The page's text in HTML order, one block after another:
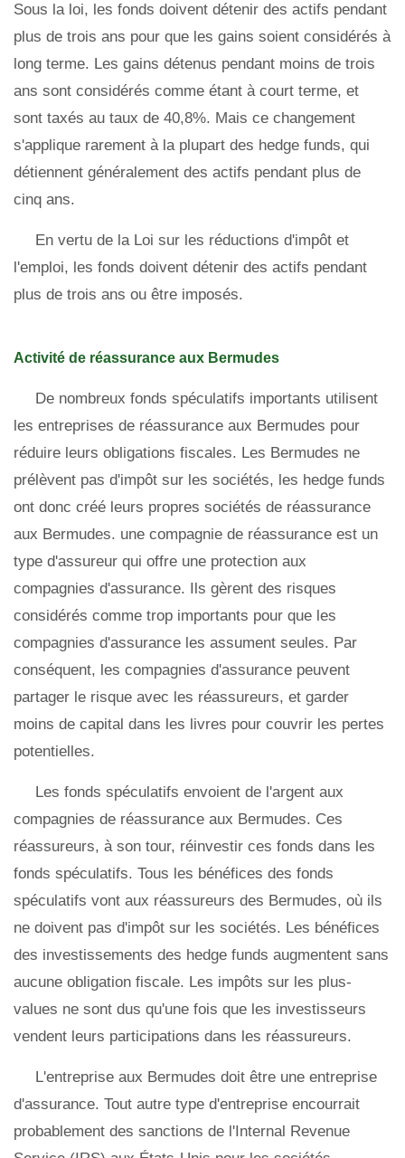
Sous la loi, les fonds doivent détenir des actifs pendant
plus de trois ans pour que les gains soient considérés à
long terme. Les gains détenus pendant moins de trois
ans sont considérés comme étant à court terme, et
sont taxés au taux de 40,8%. Mais ce changement
s'applique rarement à la plupart des hedge funds, qui
détiennent généralement des actifs pendant plus de
cinq ans.
En vertu de la Loi sur les réductions d'impôt et
l'emploi, les fonds doivent détenir des actifs pendant
plus de trois ans ou être imposés.
Activité de réassurance aux Bermudes
De nombreux fonds spéculatifs importants utilisent
les entreprises de réassurance aux Bermudes pour
réduire leurs obligations fiscales. Les Bermudes ne
prélèvent pas d'impôt sur les sociétés, les hedge funds
ont donc créé leurs propres sociétés de réassurance
aux Bermudes. une compagnie de réassurance est un
type d'assureur qui offre une protection aux
compagnies d'assurance. Ils gèrent des risques
considérés comme trop importants pour que les
compagnies d'assurance les assument seules. Par
conséquent, les compagnies d'assurance peuvent
partager le risque avec les réassureurs, et garder
moins de capital dans les livres pour couvrir les pertes
potentielles.
Les fonds spéculatifs envoient de l'argent aux
compagnies de réassurance aux Bermudes. Ces
réassureurs, à son tour, réinvestir ces fonds dans les
fonds spéculatifs. Tous les bénéfices des fonds
spéculatifs vont aux réassureurs des Bermudes, où ils
ne doivent pas d'impôt sur les sociétés. Les bénéfices
des investissements des hedge funds augmentent sans
aucune obligation fiscale. Les impôts sur les plus-
values ​​ne sont dus qu'une fois que les investisseurs
vendent leurs participations dans les réassureurs.
L'entreprise aux Bermudes doit être une entreprise
d'assurance. Tout autre type d'entreprise encourrait
probablement des sanctions de l'Internal Revenue